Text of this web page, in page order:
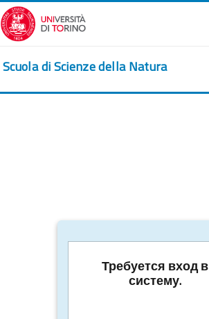
Перейти к основному содержанию
Scuola di Scienze della Natura
Требуется вход в
систему.